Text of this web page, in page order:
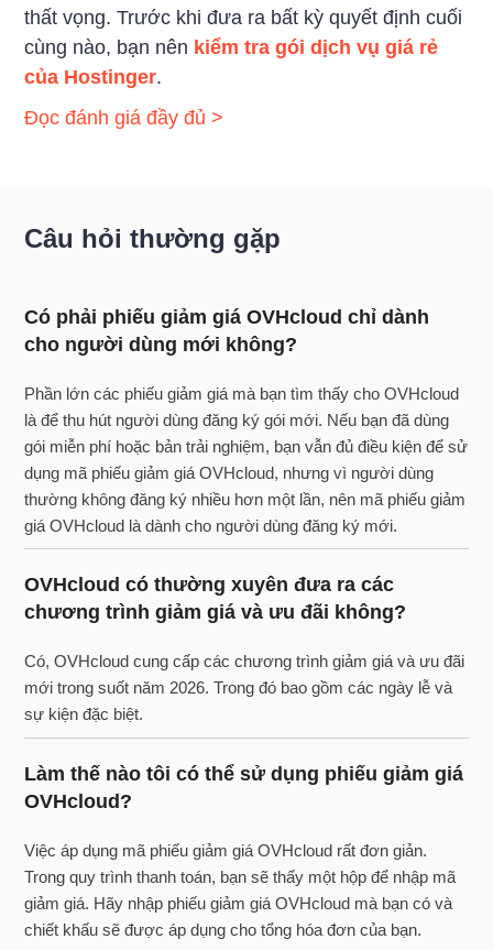
thất vọng. Trước khi đưa ra bất kỳ quyết định cuối
cùng nào, bạn nên kiểm tra gói dịch vụ giá rẻ
của Hostinger.
Đọc đánh giá đầy đủ >
Câu hỏi thường gặp
Có phải phiếu giảm giá OVHcloud chỉ dành
cho người dùng mới không?
Phần lớn các phiếu giảm giá mà bạn tìm thấy cho OVHcloud
là để thu hút người dùng đăng ký gói mới. Nếu bạn đã dùng
gói miễn phí hoặc bản trải nghiệm, bạn vẫn đủ điều kiện để sử
dụng mã phiếu giảm giá OVHcloud, nhưng vì người dùng
thường không đăng ký nhiều hơn một lần, nên mã phiếu giảm
giá OVHcloud là dành cho người dùng đăng ký mới.
OVHcloud có thường xuyên đưa ra các
chương trình giảm giá và ưu đãi không?
Có, OVHcloud cung cấp các chương trình giảm giá và ưu đãi
mới trong suốt năm 2026. Trong đó bao gồm các ngày lễ và
sự kiện đặc biệt.
Làm thế nào tôi có thể sử dụng phiếu giảm giá
OVHcloud?
Việc áp dụng mã phiếu giảm giá OVHcloud rất đơn giản.
Trong quy trình thanh toán, bạn sẽ thấy một hộp để nhập mã
giảm giá. Hãy nhập phiếu giảm giá OVHcloud mà bạn có và
chiết khấu sẽ được áp dụng cho tổng hóa đơn của bạn.